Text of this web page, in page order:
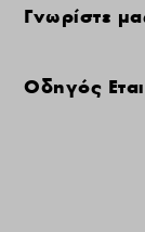
Γνωρίστε
Οδηγός